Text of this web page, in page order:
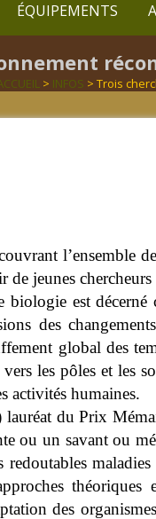
ÉQUIPEMENTS
> INFOS > Trois
l’ensemble
jeunes
est
des
global des
vers les pôles et les
activités humaines.
du Prix
ou un savant ou
redoutables
théoriques
des